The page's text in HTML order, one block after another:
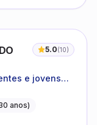
5.0(10)
e jovens
anos)